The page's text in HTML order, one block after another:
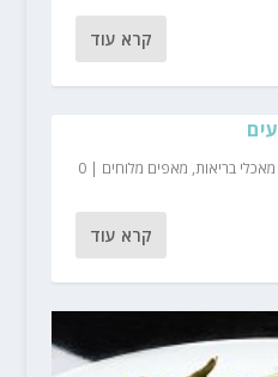
קרא עוד
מאכלי בריאות, מאפים מלוחים |
0
קרא עוד